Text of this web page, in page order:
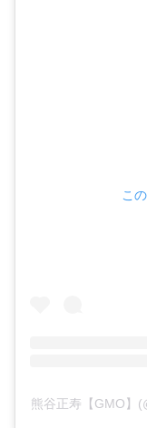
こ
熊谷正寿【GMO】